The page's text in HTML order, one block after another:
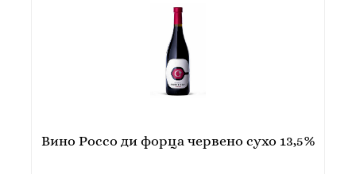
Вино Россо ди форца червено сухо 13,5%